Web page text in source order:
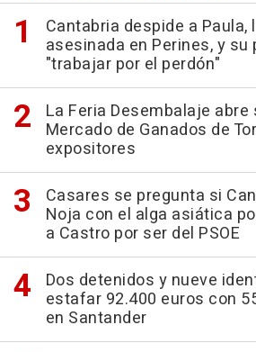
Cantabria despide a Paula,
asesinada en Perines, y su
"trabajar por el perdón"
La Feria Desembalaje
Mercado de Ganados de
expositores
Casares se pregunta si
Noja con el alga asiática
a Castro por ser del PSOE
Dos detenidos y nueve
estafar 92.400 euros con
en Santander